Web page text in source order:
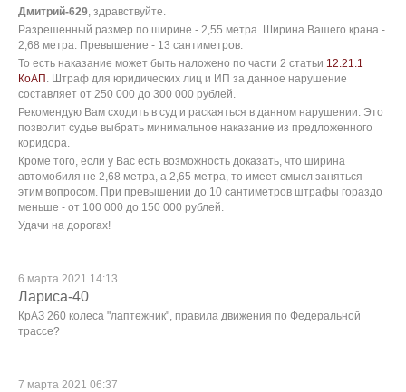
Дмитрий-629, здравствуйте.
Разрешенный размер по ширине - 2,55 метра. Ширина Вашего крана -
2,68 метра. Превышение - 13 сантиметров.
То есть наказание может быть наложено по части 2 статьи 12.21.1
КоАП . Штраф для юридических лиц и ИП за данное нарушение
составляет от 250 000 до 300 000 рублей.
Рекомендую Вам сходить в суд и раскаяться в данном нарушении. Это
позволит судье выбрать минимальное наказание из предложенного
коридора.
Кроме того, если у Вас есть возможность доказать, что ширина
автомобиля не 2,68 метра, а 2,65 метра, то имеет смысл заняться
этим вопросом. При превышении до 10 сантиметров штрафы гораздо
меньше - от 100 000 до 150 000 рублей.
Удачи на дорогах!
6 марта 2021 14:13
Лариса-40
КрАЗ 260 колеса "лаптежник", правила движения по Федеральной
трассе?
7 марта 2021 06:37